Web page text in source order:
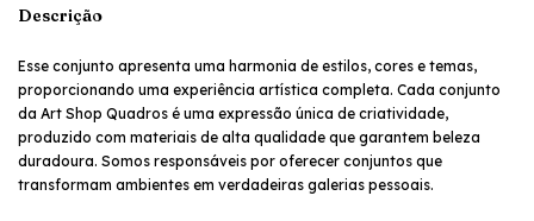
Descrição
Esse conjunto apresenta uma harmonia de estilos, cores e temas,
proporcionando uma experiência artística completa. Cada conjunto
da Art Shop Quadros é uma expressão única de criatividade,
produzido com materiais de alta qualidade que garantem beleza
duradoura. Somos responsáveis por oferecer conjuntos que
transformam ambientes em verdadeiras galerias pessoais.